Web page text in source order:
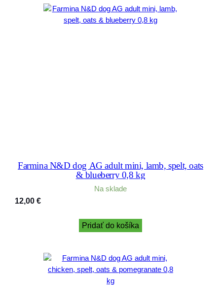
Farmina N&D dog AG adult mini, lamb, spelt, oats
& blueberry 0,8 kg
Na sklade
12,00 €
Pridať do košíka